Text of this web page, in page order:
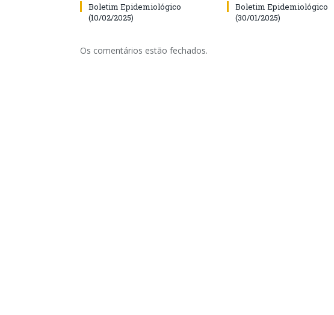
Boletim Epidemiológico
(10/02/2025)
Boletim Epidemiológico
(30/01/2025)
Os comentários estão fechados.